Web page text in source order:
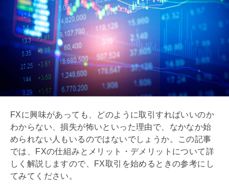
FXに興味があっても、どのように取引すればいいのか
わからない、損失が怖いといった理由で、なかなか始
められない人もいるのではないでしょうか。この記事
では、FXの仕組みとメリット・デメリットについて詳
しく解説しますので、FX取引を始めるときの参考にし
てみてください。